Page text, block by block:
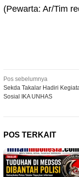
(Pewarta: Ar/Tim
Navigasi
pos
Pos sebelumnya
Sekda Takalar Hadiri
Sosial IKA UNHAS
POS TERKAIT